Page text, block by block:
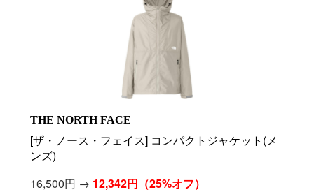
THE NORTH FACE
[ザ・ノース・フェイス] コンパクトジャケット(メ
ンズ)
16,500円 → 12,342円 （25%オフ）